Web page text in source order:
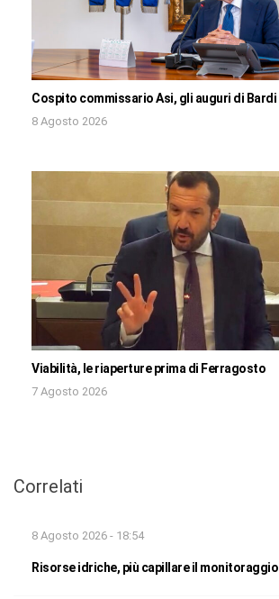
Cospito commissario Asi, gli auguri di Bardi
8 Agosto 2026
Viabilità, le riaperture prima di Ferragosto
7 Agosto 2026
Correlati
8 Agosto 2026 - 18:54
Risorse idriche, più capillare il monitoraggio